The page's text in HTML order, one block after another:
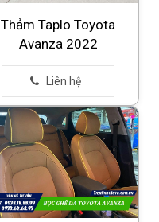
Thảm Taplo Toyota
Avanza 2022